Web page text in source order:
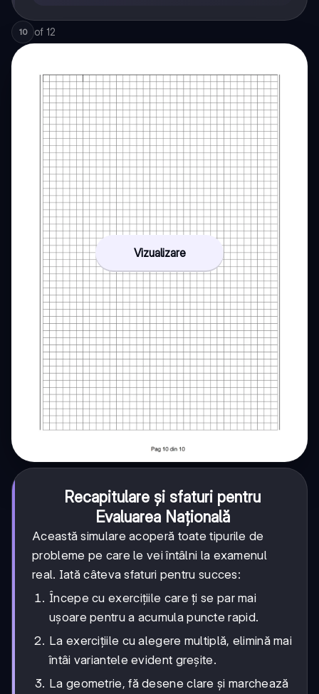
10 of 12
Vizualizare
Recapitulare și sfaturi pentru
Evaluarea Națională
Această simulare acoperă toate tipurile de
probleme pe care le vei întâlni la examenul
real. Iată câteva sfaturi pentru succes:
Începe cu exercițiile care ți se par mai
ușoare pentru a acumula puncte rapid.
La exercițiile cu alegere multiplă, elimină mai
întâi variantele evident greșite.
La geometrie, fă desene clare și marchează